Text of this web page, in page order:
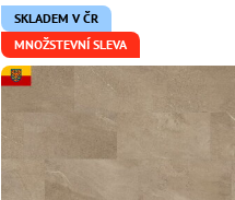
SKLADEM V ČR
MNOŽSTEVNÍ SLEVA